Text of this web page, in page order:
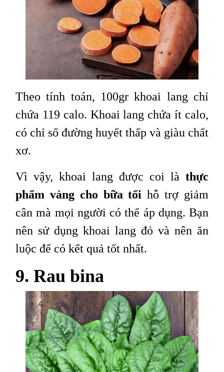
Theo tính toán, 100gr khoai lang chỉ
chứa 119 calo. Khoai lang chứa ít calo,
có chỉ số đường huyết thấp và giàu chất
xơ.
Vì vậy, khoai lang được coi là thực
phẩm vàng cho bữa tối hỗ trợ giảm
cân mà mọi người có thể áp dụng. Bạn
nên sử dụng khoai lang đỏ và nên ăn
luộc để có kết quả tốt nhất.
9. Rau bina